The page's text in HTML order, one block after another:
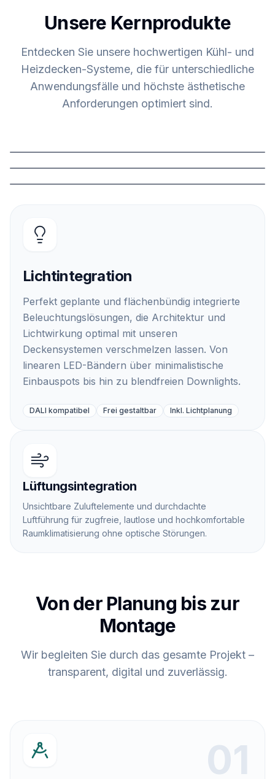
Unsere Kernprodukte
Entdecken Sie unsere hochwertigen Kühl- und
Heizdecken-Systeme, die für unterschiedliche
Anwendungsfälle und höchste ästhetische
Anforderungen optimiert sind.
Bestseller
Deckensegel
Unsichtbar / Fugenlos
Gipskartondecke
Details ansehen
Lichtintegration
Perfekt geplante und flächenbündig integrierte
Beleuchtungslösungen, die Architektur und
Lichtwirkung optimal mit unseren
Deckensystemen verschmelzen lassen. Von
linearen LED-Bändern über minimalistische
Einbauspots bis hin zu blendfreien Downlights.
DALI kompatibel Frei gestaltbar Inkl. Lichtplanung
Lüftungsintegration
Unsichtbare Zuluftelemente und durchdachte
Luftführung für zugfreie, lautlose und hochkomfortable
Raumklimatisierung ohne optische Störungen.
Von der Planung bis zur
Montage
Wir begleiten Sie durch das gesamte Projekt –
transparent, digital und zuverlässig.
01